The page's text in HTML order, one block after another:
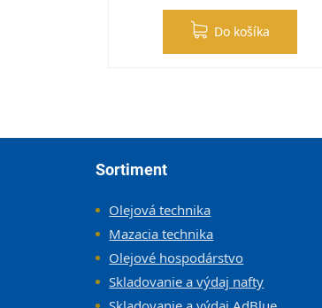
Do košíka
Sortiment
Olejová technika
Mazacia technika
Olejové hospodárstvo
Skladovanie a výdaj nafty